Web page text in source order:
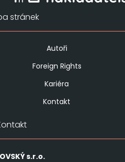
stránek
Autoři
Foreign Rights
Kariéra
Kontakt
s.r.o.